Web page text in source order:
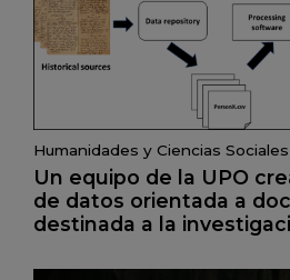
Humanidades y Ciencias Sociales
Un equipo de la UPO
de datos orientada a
destinada a la